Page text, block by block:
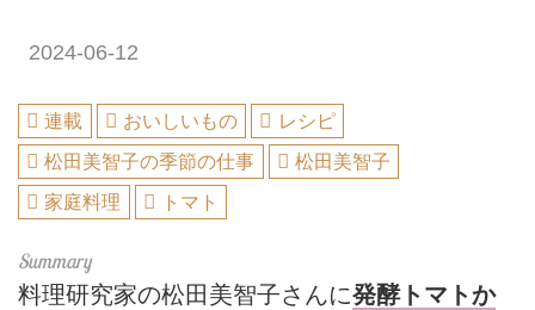
2024-06-12
連載 おいしいもの
レシピ
松田美智子の季節の仕事
松田美智子
家庭料理
トマト
料理研究家の松田美智子さんに発酵トマトか